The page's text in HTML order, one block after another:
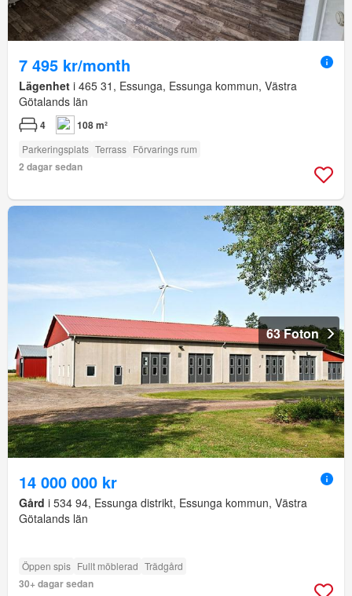
7 495 kr/month
Lägenhet i 465 31, Essunga, Essunga kommun, Västra
Götalands län
4 108 m²
Parkeringsplats Terrass Förvarings rum
2 dagar sedan
63 Foton
14 000 000 kr
Gård i 534 94, Essunga distrikt, Essunga kommun, Västra
Götalands län
Öppen spis Fullt möblerad Trädgård
30+ dagar sedan